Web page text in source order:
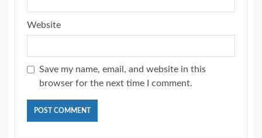
Website
Save my name, email, and website in this
browser for the next time I comment.